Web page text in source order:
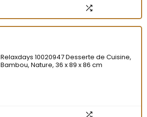
Relaxdays 10020947 Desserte de Cuisine,
Bambou, Nature, 36 x 89 x 86 cm